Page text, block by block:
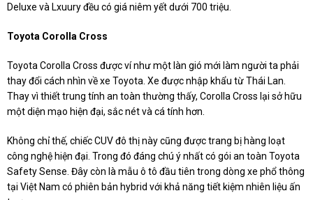
Deluxe và Lxuury đều có giá niêm yết dưới 700 triệu.
Toyota Corolla Cross
Toyota Corolla Cross được ví như một làn gió mới làm người ta phải
thay đổi cách nhìn về xe Toyota. Xe được nhập khẩu từ Thái Lan.
Thay vì thiết trung tính an toàn thường thấy, Corolla Cross lại sở hữu
một diện mạo hiện đại, sắc nét và cá tính hơn.
Không chỉ thế, chiếc CUV đô thị này cũng được trang bị hàng loạt
công nghệ hiện đại. Trong đó đáng chú ý nhất có gói an toàn Toyota
Safety Sense. Đây còn là mẫu ô tô đầu tiên trong dòng xe phổ thông
tại Việt Nam có phiên bản hybrid với khả năng tiết kiệm nhiên liệu ấn